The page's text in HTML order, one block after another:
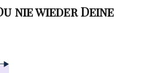
nie wieder Deine